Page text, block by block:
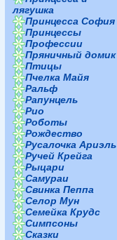
лягушка
Принцесса София
Принцессы
Профессии
Пряничный домик
Птицы
Пчелка Майя
Ральф
Рапунцель
Рио
Роботы
Рождество
Русалочка Ариэль
Ручей Крейга
Рыцари
Самураи
Свинка Пеппа
Селор Мун
Семейка Крудс
Симпсоны
Сказки